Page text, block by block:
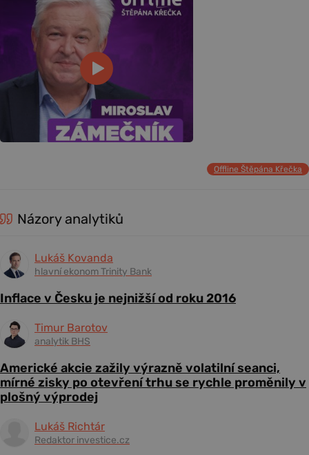
Offline Štěpána Křečka
Názory analytiků
Lukáš Kovanda
hlavní ekonom Trinity Bank
Inflace v Česku je nejnižší od roku 2016
Timur Barotov
analytik BHS
Americké akcie zažily výrazně volatilní seanci,
mírné zisky po otevření trhu se rychle proměnily v
plošný výprodej
Lukáš Richtár
Redaktor investice.cz